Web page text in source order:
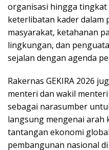
organisasi hingga
keterlibatan kader dalam
masyarakat, ketahanan
lingkungan, dan
sejalan dengan agenda
Rakernas GEKIRA 2026
menteri dan wakil
sebagai narasumber
langsung mengenai arah
tantangan ekonomi
pembangunan nasional